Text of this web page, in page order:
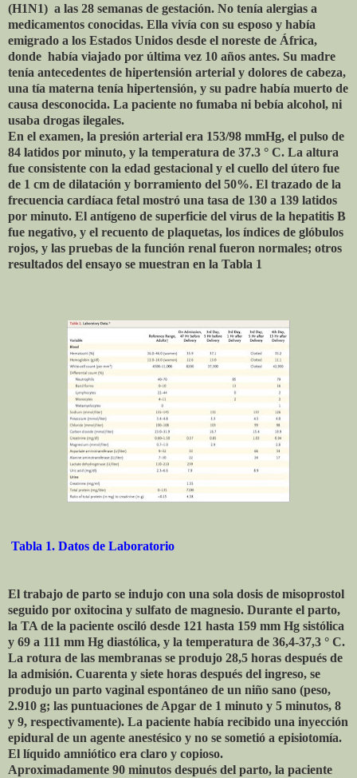
(H1N1) a las 28 semanas de gestación. No tenía alergias a
medicamentos conocidas. Ella vivía con su esposo y había
emigrado a los Estados Unidos desde el noreste de África,
donde había viajado por última vez 10 años antes. Su madre
tenía antecedentes de hipertensión arterial y dolores de cabeza,
una tía materna tenía hipertensión, y su padre había muerto de
causa desconocida. La paciente no fumaba ni bebía alcohol, ni
usaba drogas ilegales.
En el examen, la presión arterial era 153/98 mmHg, el pulso de
84 latidos por minuto, y la temperatura de 37.3 ° C. La altura
fue consistente con la edad gestacional y el cuello del útero fue
de 1 cm de dilatación y borramiento del 50%. El trazado de la
frecuencia cardíaca fetal mostró una tasa de 130 a 139 latidos
por minuto. El antígeno de superficie del virus de la hepatitis B
fue negativo, y el recuento de plaquetas, los índices de glóbulos
rojos, y las pruebas de la función renal fueron normales; otros
resultados del ensayo se muestran en la Tabla 1
Tabla 1. Datos de Laboratorio
El trabajo de parto se indujo con una sola dosis de misoprostol
seguido por oxitocina y sulfato de magnesio. Durante el parto,
la TA de la paciente osciló desde 121 hasta 159 mm Hg sistólica
y 69 a 111 mm Hg diastólica, y la temperatura de 36,4-37,3 ° C.
La rotura de las membranas se produjo 28,5 horas después de
la admisión. Cuarenta y siete horas después del ingreso, se
produjo un parto vaginal espontáneo de un niño sano (peso,
2.910 g; las puntuaciones de Apgar de 1 minuto y 5 minutos, 8
y 9, respectivamente). La paciente había recibido una inyección
epidural de un agente anestésico y no se sometió a episiotomía.
El líquido amniótico era claro y copioso.
Aproximadamente 90 minutos después del parto, la paciente